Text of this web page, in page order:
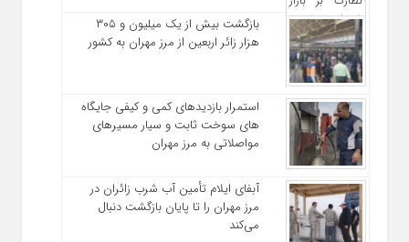
بازگشت بیش از یک میلیون و ۳۰۵
هزار زائر اربعین از مرز مهران به کشور
استمرار بازدیدهای کمی و کیفی جایگاه‌
های سوخت ثابت و سیار مسیرهای
مواصلاتی به مرز مهران
آبفای ایلام تأمین آب شرب زائران در
مرز مهران را تا پایان بازگشت دنبال
می‌کند